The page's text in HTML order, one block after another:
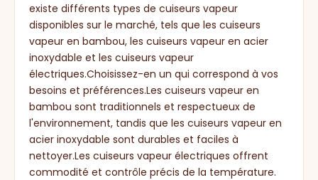
existe différents types de cuiseurs vapeur
disponibles sur le marché, tels que les cuiseurs
vapeur en bambou, les cuiseurs vapeur en acier
inoxydable et les cuiseurs vapeur
électriques.Choisissez-en un qui correspond à vos
besoins et préférences.Les cuiseurs vapeur en
bambou sont traditionnels et respectueux de
l'environnement, tandis que les cuiseurs vapeur en
acier inoxydable sont durables et faciles à
nettoyer.Les cuiseurs vapeur électriques offrent
commodité et contrôle précis de la température.